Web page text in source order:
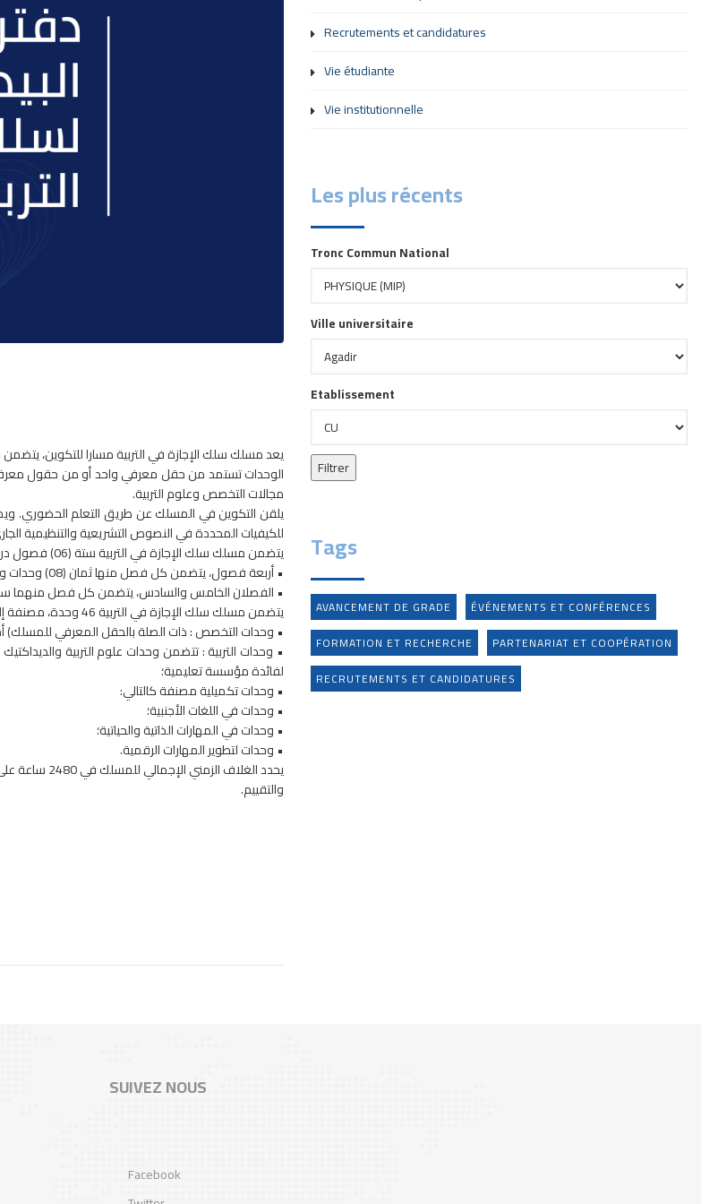
يعد مسلك سلك الإجازة في التربية مسارا للتكوين،
الوحدات تستمد من حقل معرفي واحد أو من حقول
مجالات التخصص وعلوم التربية.
يلقن التكوين في المسلك عن طريق التعلم الحضوري.
للكيفيات المحددة في النصوص التشريعية والتنظيمية
يتضمن مسلك سلك الإجازة في التربية ستة (06) فصول دراسية تنظم على النحو التالي:
• أربعة فصول، يتضمن كل فصل منها ثمان (08) وحدات ويحدد الغلاف الزمني للفصل في 430 ساعة على الأقل من التدريس والتقييم.
• الفصلان الخامس والسادس، يتضمن كل فصل منهما سبع (07) وحدات ويحدد الغلاف الزمني للفصل في 380 ساعة على الأقل من التدريس
يتضمن مسلك سلك الإجازة في التربية 46 وحدة، مصنفة إلى ثلاثة أصناف:
• وحدات التخصص : ذات الصلة بالحقل المعرفي
• وحدات التربية : تتضمن وحدات علوم التربية
لفائدة مؤسسة تعليمية؛
• وحدات تكميلية مصنفة كالتالي:
• وحدات في اللغات الأجنبية؛
• وحدات في المهارات الذاتية والحياتية؛
• وحدات لتطوير المهارات الرقمية.
يحدد الغلاف الزمني الإجمالي للمسلك في 2480 ساعة على الأقل من التدريس
والتقييم.
Recrutements et candidatures
Vie étudiante
Vie institutionnelle
Les plus récents
Tronc Commun National
Ville universitaire
Etablissement
Tags
AVANCEMENT DE GRADE
ÉVÉNEMENTS ET CONFÉRENCES
FORMATION ET RECHERCHE
PARTENARIAT ET COOPÉRATION
RECRUTEMENTS ET CANDIDATURES
SUIVEZ NOUS
Facebook